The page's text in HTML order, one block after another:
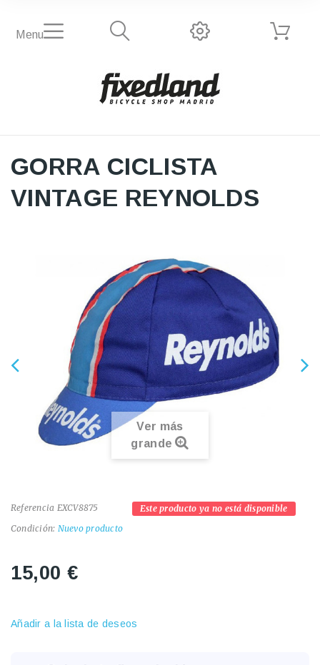
Menu
GORRA CICLISTA
VINTAGE REYNOLDS
Ver más
grande
Referencia EXCV8875
Condición: Nuevo producto
Este producto ya no está disponible
15,00 €
Añadir a la lista de deseos